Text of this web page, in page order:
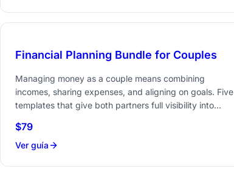
Financial Planning Bundle for Couples
Managing money as a couple means combining
incomes, sharing expenses, and aligning on goals. Five
templates that give both partners full visibility into
planning.
$79
Ver guía